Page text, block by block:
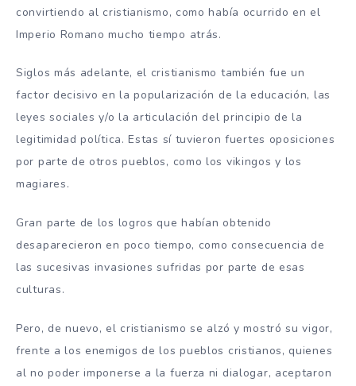
convirtiendo al cristianismo, como había ocurrido en el
Imperio Romano mucho tiempo atrás.
Siglos más adelante, el cristianismo también fue un
factor decisivo en la popularización de la educación, las
leyes sociales y/o la articulación del principio de la
legitimidad política. Estas sí tuvieron fuertes oposiciones
por parte de otros pueblos, como los vikingos y los
magiares.
Gran parte de los logros que habían obtenido
desaparecieron en poco tiempo, como consecuencia de
las sucesivas invasiones sufridas por parte de esas
culturas.
Pero, de nuevo, el cristianismo se alzó y mostró su vigor,
frente a los enemigos de los pueblos cristianos, quienes
al no poder imponerse a la fuerza ni dialogar, aceptaron